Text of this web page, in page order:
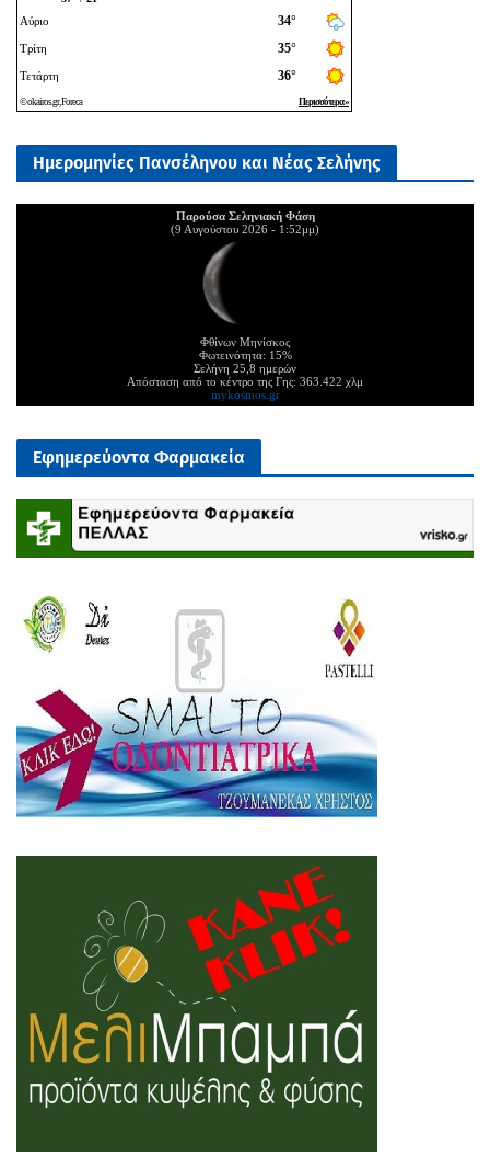
Ημερομηνίες Πανσέληνου και Νέας Σελήνης
Παρούσα Σεληνιακή Φάση
(9 Αυγούστου 2026 - 1:52μμ)
Φθίνων Μηνίσκος
Φωτεινότητα: 15%
Σελήνη 25,8 ημερών
Απόσταση από το κέντρο της Γης: 363.422 χλμ
mykosmos.gr
Εφημερεύοντα Φαρμακεία